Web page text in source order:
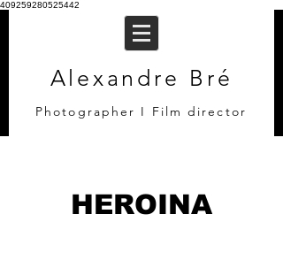
409259280525442
Alexandre Bré
Photographer I Film director
HEROINA